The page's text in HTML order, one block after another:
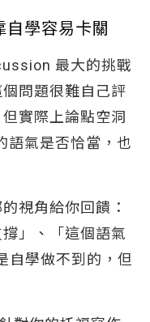
自學容易卡關
最大的挑戰
問題很難自己評
實際上論點空洞
語氣是否恰當，也
視角給你回饋：
」、「這個語氣
自學做不到的，但